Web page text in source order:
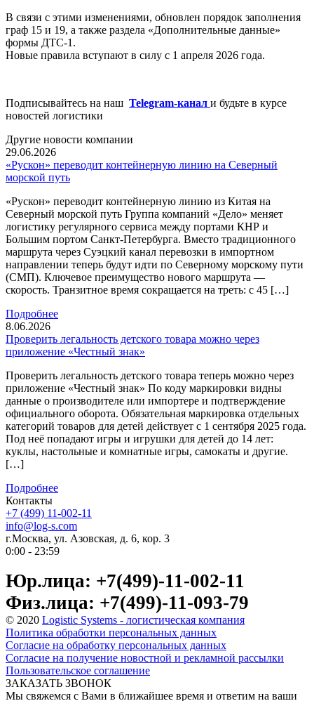
В связи с этими изменениями, обновлен порядок заполнения
граф 15 и 19, а также раздела «Дополнительные данные»
формы ДТС-1.
Новые правила вступают в силу с 1 апреля 2026 года.
Подписывайтесь на наш Telegram-канал и будьте в курсе
новостей логистики
Другие новости компании
29.06.2026
«Рускон» переводит контейнерную линию на Северный
морской путь
«Рускон» переводит контейнерную линию из Китая на
Северный морской путь Группа компаний «Дело» меняет
логистику регулярного сервиса между портами КНР и
Большим портом Санкт-Петербурга. Вместо традиционного
маршрута через Суэцкий канал перевозки в импортном
направлении теперь будут идти по Северному морскому пути
(СМП). Ключевое преимущество нового маршрута —
скорость. Транзитное время сокращается на треть: с 45 […]
Подробнее
8.06.2026
Проверить легальность детского товара можно через
приложение «Честный знак»
Проверить легальность детского товара теперь можно через
приложение «Честный знак» По коду маркировки видны
данные о производителе или импортере и подтверждение
официального оборота. Обязательная маркировка отдельных
категорий товаров для детей действует с 1 сентября 2025 года.
Под неё попадают игры и игрушки для детей до 14 лет:
куклы, настольные и комнатные игры, самокаты и другие.
[…]
Подробнее
Контакты
+7 (499) 11-002-11
info@log-s.com
г.Москва, ул. Азовская, д. 6, кор. 3
0:00 - 23:59
Юр.лица: +7(499)-11-002-11
Физ.лица: +7(499)-11-093-79
© 2020 Logistic Systems - логистическая компания
Политика обработки персональных данных
Согласие на обработку персональных данных
Согласие на получение новостной и рекламной рассылки
Пользовательское соглашение
ЗАКАЗАТЬ ЗВОНОК
Мы свяжемся с Вами в ближайшее время и ответим на ваши